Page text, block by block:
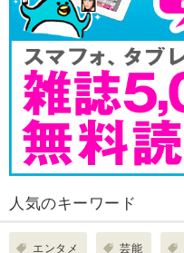
人気のキーワード
エンタメ 芸能